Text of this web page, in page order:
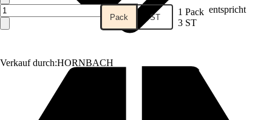
Verkauf durch:HORNBACH
Pack ST 1 Pack entspricht
3 ST